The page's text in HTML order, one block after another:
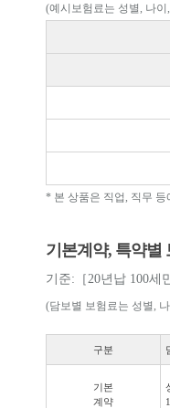
(예시보험료는 성별, 나
* 본 상품은 직업, 직무 등
기본계약, 특약별
기준:［20년납 100세
(담보별 보험료는 성별,
구분
기본
계약